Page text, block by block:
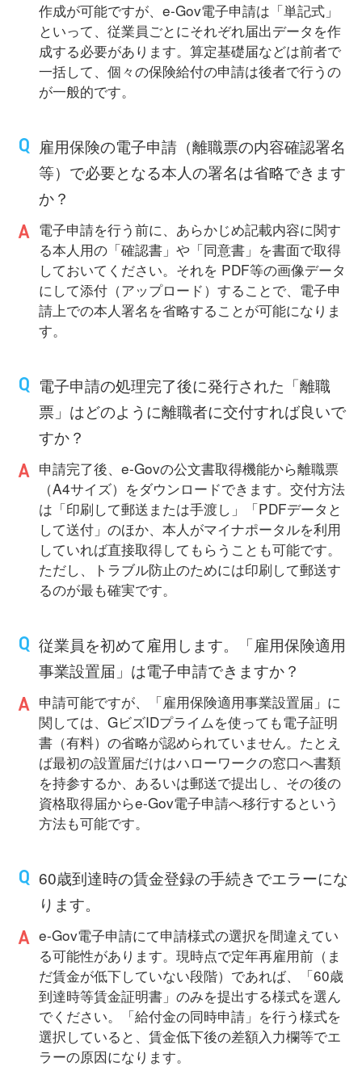
作成が可能ですが、e-Gov電子申請は「単記式」
といって、従業員ごとにそれぞれ届出データを作
成する必要があります。算定基礎届などは前者で
一括して、個々の保険給付の申請は後者で行うの
が一般的です。
雇用保険の電子申請（離職票の内容確認署名
等）で必要となる本人の署名は省略できます
か？
電子申請を行う前に、あらかじめ記載内容に関す
る本人用の「確認書」や「同意書」を書面で取得
しておいてください。それを PDF等の画像データ
にして添付（アップロード）することで、電子申
請上での本人署名を省略することが可能になりま
す。
電子申請の処理完了後に発行された「離職
票」はどのように離職者に交付すれば良いで
すか？
申請完了後、e-Govの公文書取得機能から離職票
（A4サイズ）をダウンロードできます。交付方法
は「印刷して郵送または手渡し」「PDFデータと
して送付」のほか、本人がマイナポータルを利用
していれば直接取得してもらうことも可能です。
ただし、トラブル防止のためには印刷して郵送す
るのが最も確実です。
従業員を初めて雇用します。「雇用保険適用
事業設置届」は電子申請できますか？
申請可能ですが、「雇用保険適用事業設置届」に
関しては、GビズIDプライムを使っても電子証明
書（有料）の省略が認められていません。たとえ
ば最初の設置届だけはハローワークの窓口へ書類
を持参するか、あるいは郵送で提出し、その後の
資格取得届からe-Gov電子申請へ移行するという
方法も可能です。
60歳到達時の賃金登録の手続きでエラーにな
ります。
e-Gov電子申請にて申請様式の選択を間違えてい
る可能性があります。現時点で定年再雇用前（ま
だ賃金が低下していない段階）であれば、「60歳
到達時等賃金証明書」のみを提出する様式を選ん
でください。「給付金の同時申請」を行う様式を
選択していると、賃金低下後の差額入力欄等でエ
ラーの原因になります。